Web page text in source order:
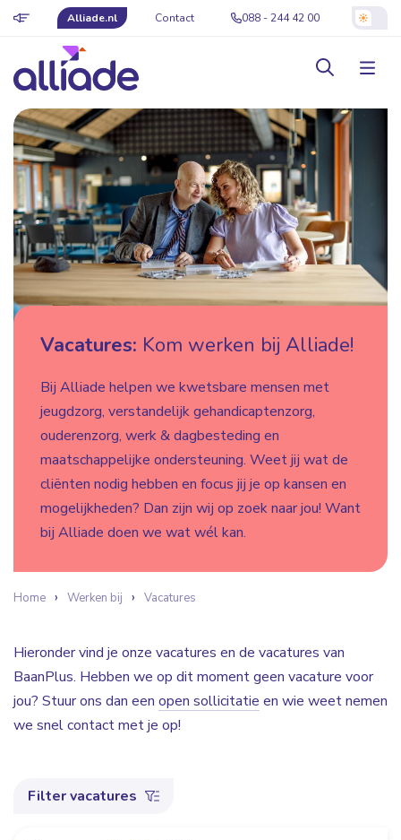
Alliade.nl Contact 088 - 244 42 00
Vacatures: Kom werken bij Alliade!
Bij Alliade helpen we kwetsbare mensen met
jeugdzorg, verstandelijk gehandicaptenzorg,
ouderenzorg, werk & dagbesteding en
maatschappelijke ondersteuning. Weet jij wat de
cliënten nodig hebben en focus jij je op kansen en
mogelijkheden? Dan zijn wij op zoek naar jou! Want
bij Alliade doen we wat wél kan.
Home Werken bij Vacatures
Hieronder vind je onze vacatures en de vacatures van
BaanPlus. Hebben we op dit moment geen vacature voor
jou? Stuur ons dan een open sollicitatie en wie weet nemen
we snel contact met je op!
Filter vacatures